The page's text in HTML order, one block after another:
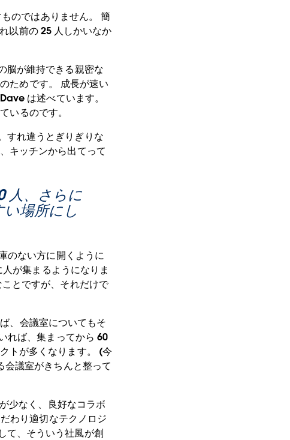
のではありません。 簡
以前の 25 人しかいなか
脳が維持できる親密な
ためです。 成長が速い
は述べています。
いるのです。
すれ違うとぎりぎりな
キッチンから出てって
人、さらに
場所にし
のない方に開くように
が集まるようになりま
とですが、それだけで
、会議室についてもそ
れば、集まってから 60
トが多くなります。 (今
会議室がきちんと整って
少なく、良好なコラボ
わり適切なテクノロジ
て、そういう社風が創